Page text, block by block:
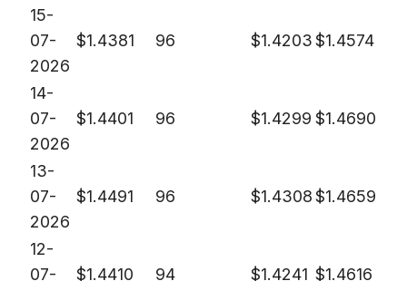
15-
07-
2026
$1.4381 96 $1.4203$1.4574
14-
07-
2026
$1.4401 96 $1.4299 $1.4690
13-
07-
2026
$1.4491 96 $1.4308$1.4659
12-
07-
$1.4410 94 $1.4241 $1.4616